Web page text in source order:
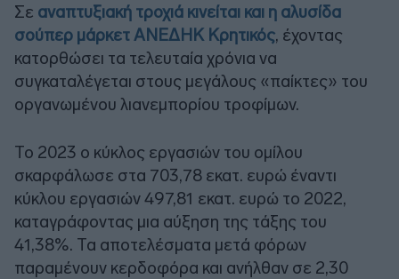
Σε αναπτυξιακή τροχιά κινείται και η αλυσίδα
σούπερ μάρκετ ΑΝΕΔΗΚ Κρητικός, έχοντας
κατορθώσει τα τελευταία χρόνια να
συγκαταλέγεται στους μεγάλους «παίκτες» του
οργανωμένου λιανεμπορίου τροφίμων.
Το 2023 ο κύκλος εργασιών του ομίλου
σκαρφάλωσε στα 703,78 εκατ. ευρώ έναντι
κύκλου εργασιών 497,81 εκατ. ευρώ το 2022,
καταγράφοντας μια αύξηση της τάξης του
41,38%. Τα αποτελέσματα μετά φόρων
παραμένουν κερδοφόρα και ανήλθαν σε 2,30